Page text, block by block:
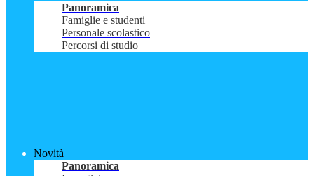
Panoramica
Famiglie e studenti
Personale scolastico
Percorsi di studio
Novità
Panoramica